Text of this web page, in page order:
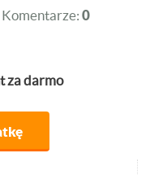
Komentarze: 0
za darmo